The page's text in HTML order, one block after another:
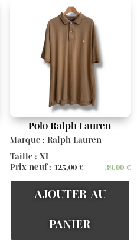
Polo Ralph Lauren
Marque : Ralph Lauren
Taille : XL
Prix neuf :125,00€ 39,00 €
AJOUTER AU
PANIER